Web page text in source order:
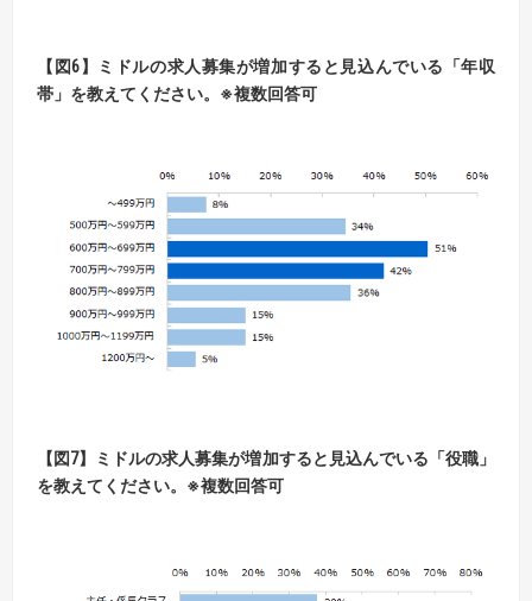
【図6】ミドルの求人募集が増加すると見込んでいる「年収
帯」を教えてください。※複数回答可
【図7】ミドルの求人募集が増加すると見込んでいる「役職」
を教えてください。※複数回答可